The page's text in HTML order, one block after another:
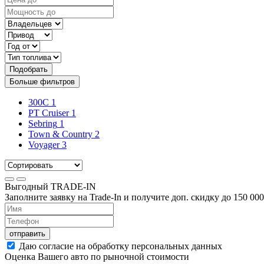
Подобрать
Больше фильтров
300C 1
PT Cruiser 1
Sebring 1
Town & Country 2
Voyager 3
Выгодный TRADE-IN
Заполните заявку на Trade-In и получите доп. скидку до 150 000
отправить
Даю согласие на обработку персональных данных
Оценка Вашего авто по рыночной стоимости